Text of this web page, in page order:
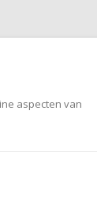
aspecten van